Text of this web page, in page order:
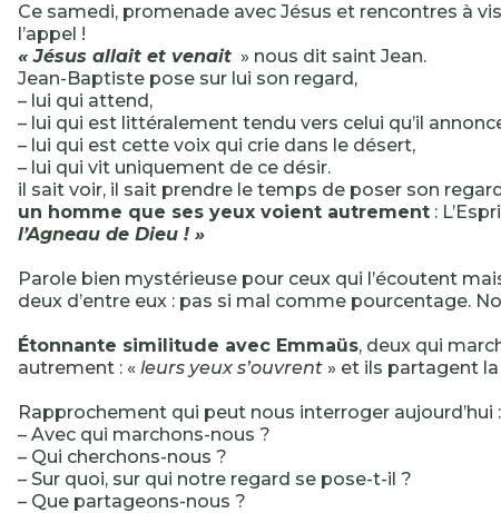
Ce samedi, promenade avec Jésus et rencontres à
l’appel !
« Jésus allait et venait » nous dit saint Jean.
Jean-Baptiste pose sur lui son regard,
– lui qui attend,
– lui qui est littéralement tendu vers celui qu’il
– lui qui est cette voix qui crie dans le désert,
– lui qui vit uniquement de ce désir.
il sait voir, il sait prendre le temps de poser son
un homme que ses yeux voient autrement :
l’Agneau de Dieu ! »
Parole bien mystérieuse pour ceux qui l’écoutent
deux d’entre eux : pas si mal comme pourcentage.
Étonnante similitude avec Emmaüs, deux qui
autrement : « leurs yeux s’ouvrent » et ils partagent la
Rapprochement qui peut nous interroger aujourd’hui :
– Avec qui marchons-nous ?
– Qui cherchons-nous ?
– Sur quoi, sur qui notre regard se pose-t-il ?
– Que partageons-nous ?